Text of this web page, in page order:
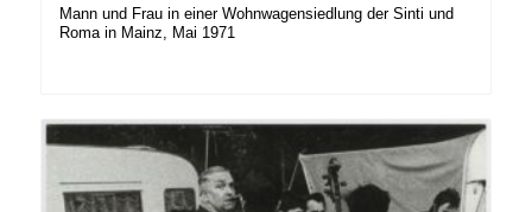
Mann und Frau in einer Wohnwagensiedlung der Sinti und
Roma in Mainz, Mai 1971